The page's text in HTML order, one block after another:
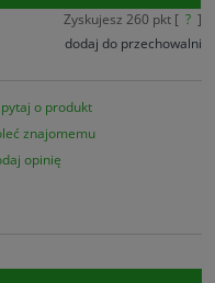
Zyskujesz 260 pkt [ ? ]
dodaj do przechowalni
o produkt
znajomemu
opinię